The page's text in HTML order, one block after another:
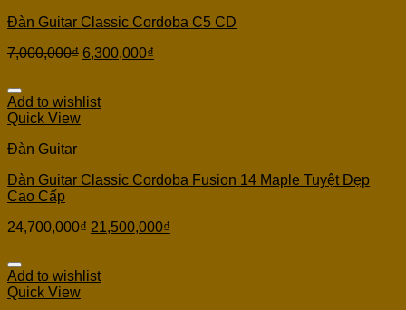
Đàn Guitar Classic Cordoba C5 CD
7,000,000₫ 6,300,000₫
Add to wishlist
Quick View
Đàn Guitar
Đàn Guitar Classic Cordoba Fusion 14 Maple Tuyệt Đẹp
Cao Cấp
24,700,000₫ 21,500,000₫
Add to wishlist
Quick View